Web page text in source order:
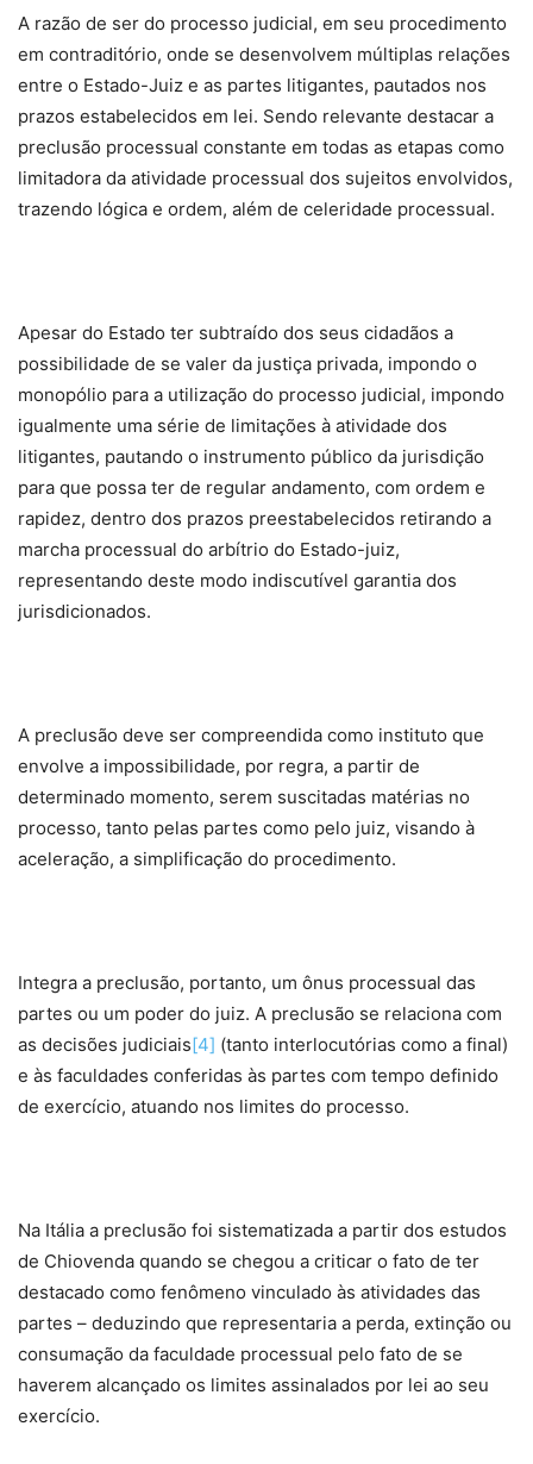
A razão de ser do processo judicial, em seu procedimento
em contraditório, onde se desenvolvem múltiplas relações
entre o Estado-Juiz e as partes litigantes, pautados nos
prazos estabelecidos em lei. Sendo relevante destacar a
preclusão processual constante em todas as etapas como
limitadora da atividade processual dos sujeitos envolvidos,
trazendo lógica e ordem, além de celeridade processual.
Apesar do Estado ter subtraído dos seus cidadãos a
possibilidade de se valer da justiça privada, impondo o
monopólio para a utilização do processo judicial, impondo
igualmente uma série de limitações à atividade dos
litigantes, pautando o instrumento público da jurisdição
para que possa ter de regular andamento, com ordem e
rapidez, dentro dos prazos preestabelecidos retirando a
marcha processual do arbítrio do Estado-juiz,
representando deste modo indiscutível garantia dos
jurisdicionados.
A preclusão deve ser compreendida como instituto que
envolve a impossibilidade, por regra, a partir de
determinado momento, serem suscitadas matérias no
processo, tanto pelas partes como pelo juiz, visando à
aceleração, a simplificação do procedimento.
Integra a preclusão, portanto, um ônus processual das
partes ou um poder do juiz. A preclusão se relaciona com
as decisões judiciais[4] (tanto interlocutórias como a final)
e às faculdades conferidas às partes com tempo definido
de exercício, atuando nos limites do processo.
Na Itália a preclusão foi sistematizada a partir dos estudos
de Chiovenda quando se chegou a criticar o fato de ter
destacado como fenômeno vinculado às atividades das
partes – deduzindo que representaria a perda, extinção ou
consumação da faculdade processual pelo fato de se
haverem alcançado os limites assinalados por lei ao seu
exercício.